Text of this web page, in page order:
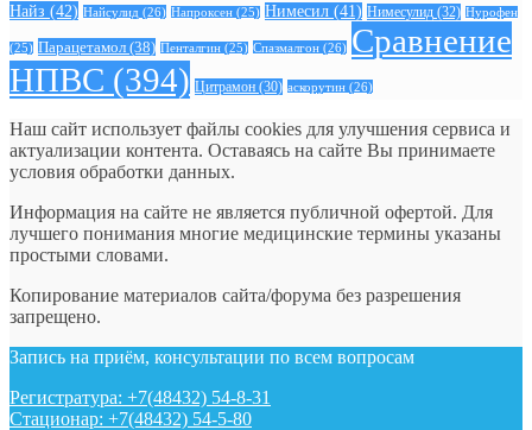
Найз (42) Найсулид (26) Напроксен (25) Нимесил (41) Нимесулид (32) Нурофен
(25) Парацетамол (38) Пенталгин (25) Спазмалгон (26) Сравнение
НПВС (394) Цитрамон (30) аскорутин (26)
Наш сайт использует файлы cookies для улучшения сервиса и
актуализации контента. Оставаясь на сайте Вы принимаете
условия обработки данных.
Информация на сайте не является публичной офертой. Для
лучшего понимания многие медицинские термины указаны
простыми словами.
Копирование материалов сайта/форума без разрешения
запрещено.
Запись на приём, консультации по всем вопросам
Регистратура: +7(48432) 54-8-31
Стационар: +7(48432) 54-5-80